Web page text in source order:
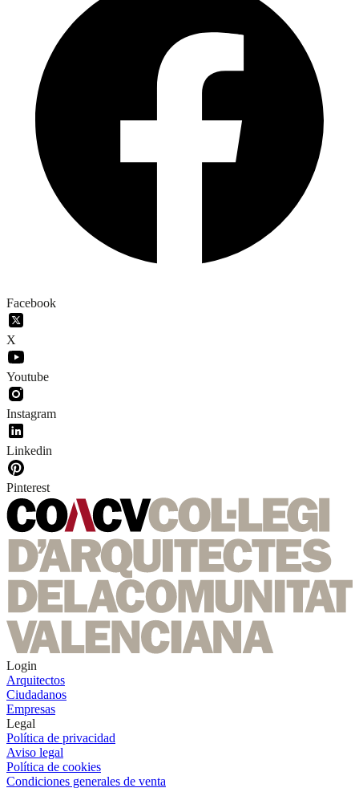
Facebook
X
Youtube
Instagram
Linkedin
Pinterest
Login
Arquitectos
Ciudadanos
Empresas
Legal
Política de privacidad
Aviso legal
Política de cookies
Condiciones generales de venta